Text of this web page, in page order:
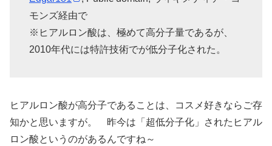
モンズ経由で
※ヒアルロン酸は、極めて高分子量であるが、
2010年代には特許技術でが低分子化された。
ヒアルロン酸が高分子であることは、コスメ好きならご存
知かと思いますが。 昨今は「超低分子化」されたヒアル
ロン酸というのがあるんですね～